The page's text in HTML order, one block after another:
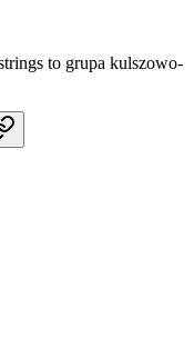
to grupa kulszowo-